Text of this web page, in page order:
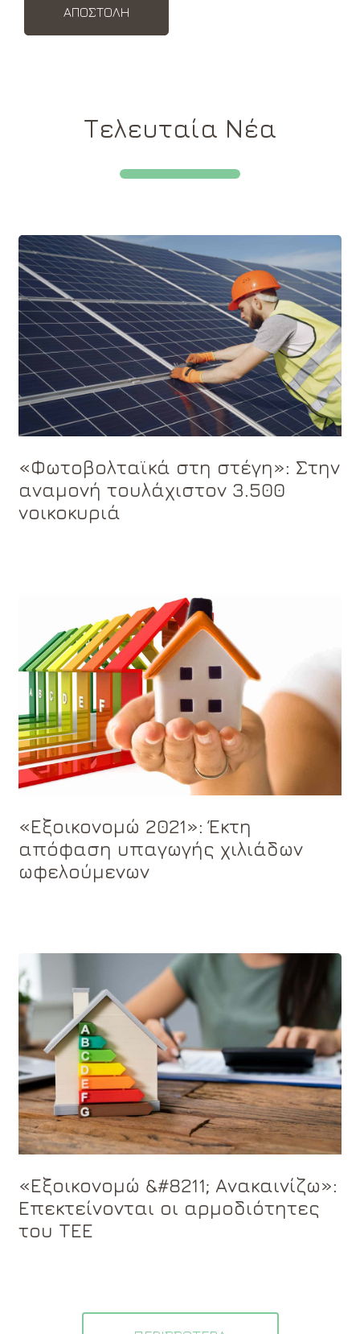
Τελευταία Νέα
«Φωτοβολταϊκά στη στέγη»: Στην
αναμονή τουλάχιστον 3.500
νοικοκυριά
«Εξοικονομώ 2021»: Έκτη
απόφαση υπαγωγής χιλιάδων
ωφελούμενων
«Εξοικονομώ &#8211; Ανακαινίζω»:
Επεκτείνονται οι αρμοδιότητες
του ΤΕΕ